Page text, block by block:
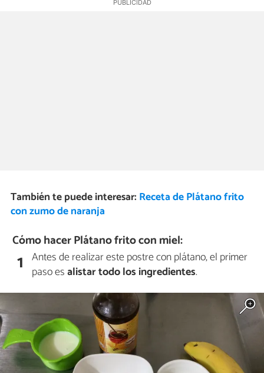
También te puede interesar: Receta de Plátano frito
con zumo de naranja
Cómo hacer Plátano frito con miel:
1 Antes de realizar este postre con plátano, el primer
paso esalistar todo los ingredientes.